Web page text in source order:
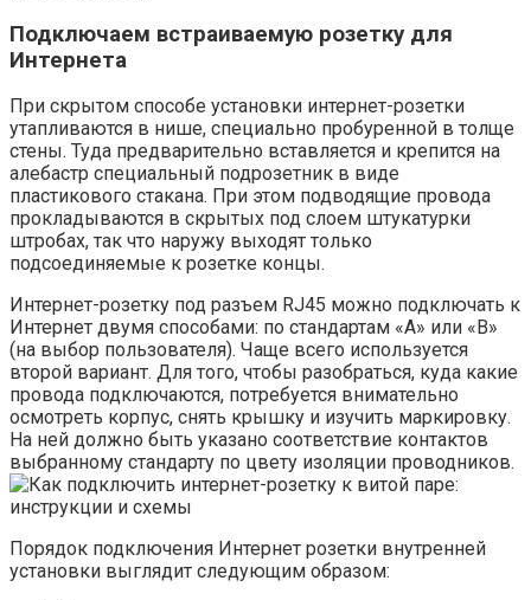
Подключаем встраиваемую розетку для
Интернета
При скрытом способе установки интернет-розетки
утапливаются в нише, специально пробуренной в толще
стены. Туда предварительно вставляется и крепится на
алебастр специальный подрозетник в виде
пластикового стакана. При этом подводящие провода
прокладываются в скрытых под слоем штукатурки
штробах, так что наружу выходят только
подсоединяемые к розетке концы.
Интернет-розетку под разъем RJ45 можно подключать к
Интернет двумя способами: по стандартам «А» или «В»
(на выбор пользователя). Чаще всего используется
второй вариант. Для того, чтобы разобраться, куда какие
провода подключаются, потребуется внимательно
осмотреть корпус, снять крышку и изучить маркировку.
На ней должно быть указано соответствие контактов
выбранному стандарту по цвету изоляции проводников.
Порядок подключения Интернет розетки внутренней
установки выглядит следующим образом: